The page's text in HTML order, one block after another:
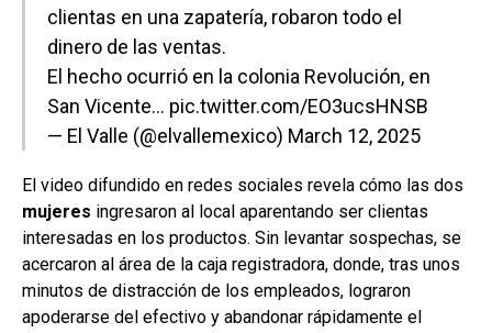
clientas en una zapatería, robaron todo el
dinero de las ventas.
El hecho ocurrió en la colonia Revolución, en
San Vicente… pic.twitter.com/EO3ucsHNSB
— El Valle (@elvallemexico) March 12, 2025
El video difundido en redes sociales revela cómo las dos
mujeres ingresaron al local aparentando ser clientas
interesadas en los productos. Sin levantar sospechas, se
acercaron al área de la caja registradora, donde, tras unos
minutos de distracción de los empleados, lograron
apoderarse del efectivo y abandonar rápidamente el